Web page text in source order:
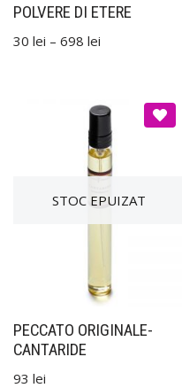
POLVERE DI ETERE
30 lei – 698 lei
PECCATO ORIGINALE-
CANTARIDE
93 lei